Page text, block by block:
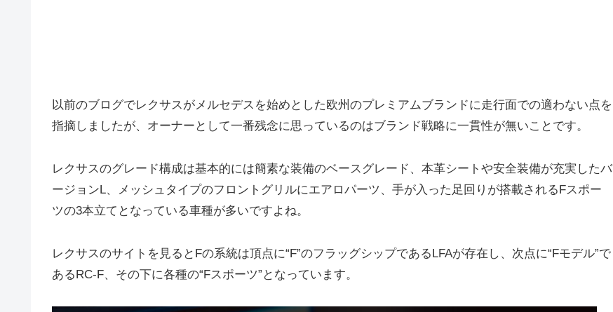
以前のブログでレクサスがメルセデスを始めとした欧州のプレミアムブランドに走行面での適わない点を
指摘しましたが、オーナーとして一番残念に思っているのはブランド戦略に一貫性が無いことです。
レクサスのグレード構成は基本的には簡素な装備のベースグレード、本革シートや安全装備が充実したバ
ージョンL、メッシュタイプのフロントグリルにエアロパーツ、手が入った足回りが搭載されるFスポー
ツの3本立てとなっている車種が多いですよね。
レクサスのサイトを見るとFの系統は頂点に“F”のフラッグシップであるLFAが存在し、次点に“Fモデル”で
あるRC-F、その下に各種の“Fスポーツ”となっています。